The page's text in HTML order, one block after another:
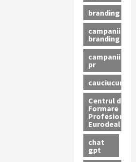
branding
campanii
branding
campanii
pr
cauciucuri
Centrul de
Formare
Profesionala
Eurodeal
chat
gpt